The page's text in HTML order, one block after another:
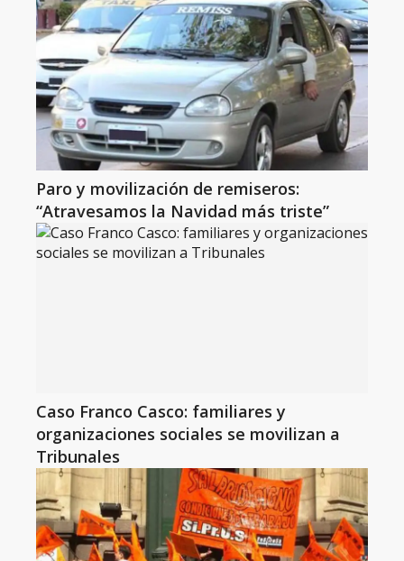
Paro y movilización de remiseros:
“Atravesamos la Navidad más triste”
Caso Franco Casco: familiares y
organizaciones sociales se movilizan a
Tribunales